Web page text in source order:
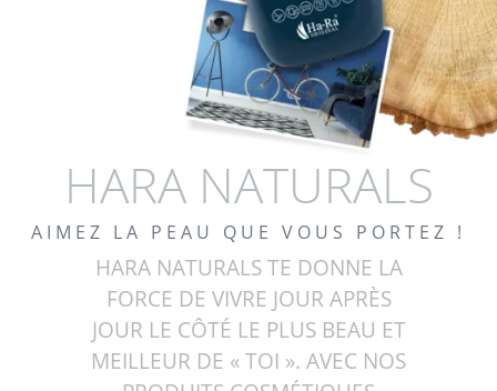
HARA NATURALS
AIMEZ LA PEAU QUE VOUS PORTEZ !
HARA NATURALS TE DONNE LA
FORCE DE VIVRE JOUR APRÈS
JOUR LE CÔTÉ LE PLUS BEAU ET
MEILLEUR DE « TOI ». AVEC NOS